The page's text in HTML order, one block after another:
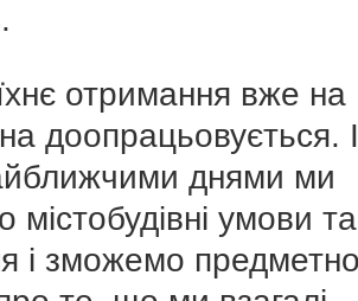
отримання вже на
доопрацьовується.
днями ми
містобудівні умови та
і зможемо